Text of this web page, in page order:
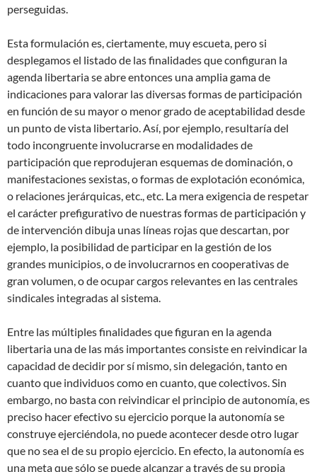
perseguidas.
Esta formulación es, ciertamente, muy escueta, pero si
desplegamos el listado de las finalidades que configuran la
agenda libertaria se abre entonces una amplia gama de
indicaciones para valorar las diversas formas de participación
en función de su mayor o menor grado de aceptabilidad desde
un punto de vista libertario. Así, por ejemplo, resultaría del
todo incongruente involucrarse en modalidades de
participación que reprodujeran esquemas de dominación, o
manifestaciones sexistas, o formas de explotación económica,
o relaciones jerárquicas, etc., etc. La mera exigencia de respetar
el carácter prefigurativo de nuestras formas de participación y
de intervención dibuja unas líneas rojas que descartan, por
ejemplo, la posibilidad de participar en la gestión de los
grandes municipios, o de involucrarnos en cooperativas de
gran volumen, o de ocupar cargos relevantes en las centrales
sindicales integradas al sistema.
Entre las múltiples finalidades que figuran en la agenda
libertaria una de las más importantes consiste en reivindicar la
capacidad de decidir por sí mismo, sin delegación, tanto en
cuanto que individuos como en cuanto, que colectivos. Sin
embargo, no basta con reivindicar el principio de autonomía, es
preciso hacer efectivo su ejercicio porque la autonomía se
construye ejerciéndola, no puede acontecer desde otro lugar
que no sea el de su propio ejercicio. En efecto, la autonomía es
una meta que sólo se puede alcanzar a través de su propia